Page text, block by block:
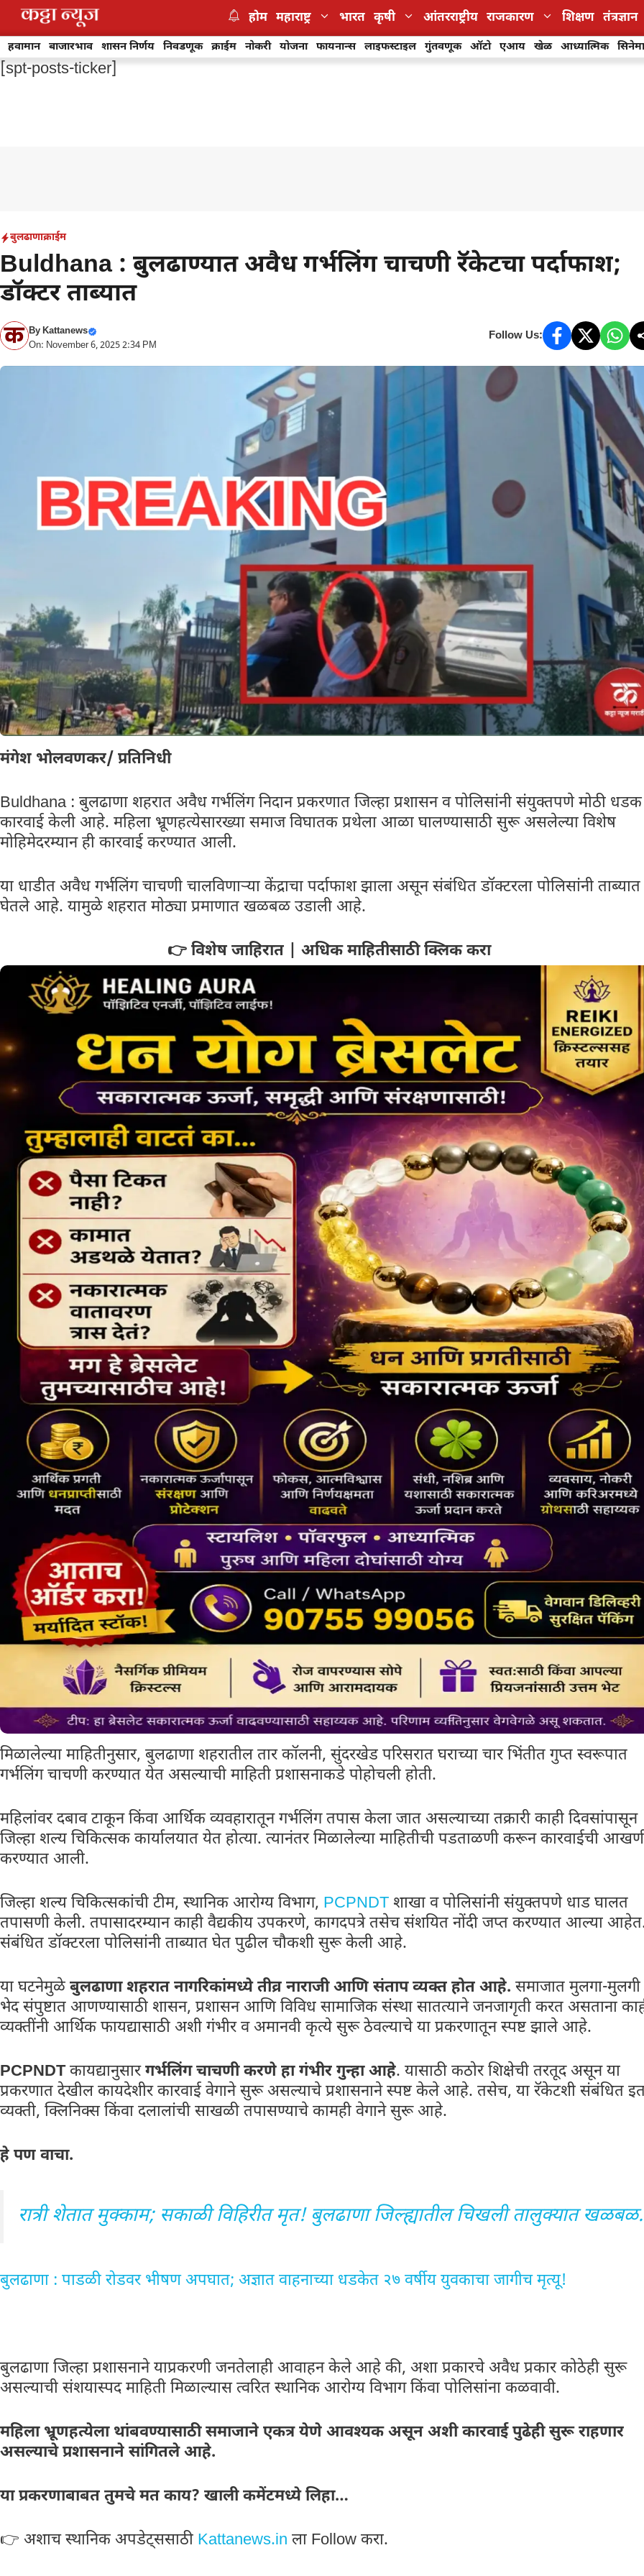
Skip
content
होम महाराष्ट्र भारत कृषी आंतरराष्ट्रीय राजकारण शिक्षण तंत्रज्ञान
हवामान बाजारभाव शासन निर्णय निवडणूक क्राईम नोकरी योजना फायनान्स लाइफस्टाइल गुंतवणूक ऑटो एआय खेळ आध्यात्मिक सिनेमा
[spt-posts-ticker]
बुलढाणाक्राईम
Buldhana : बुलढाण्यात अवैध गर्भलिंग चाचणी रॅकेटचा पर्दाफाश;
डॉक्टर ताब्यात
ByKattanews
On: November 6, 2025 2:34 PM
Follow Us:
मंगेश भोलवणकर/ प्रतिनिधी
Buldhana : बुलढाणा शहरात अवैध गर्भलिंग निदान प्रकरणात जिल्हा प्रशासन व पोलिसांनी संयुक्तपणे मोठी धडक
कारवाई केली आहे. महिला भ्रूणहत्येसारख्या समाज विघातक प्रथेला आळा घालण्यासाठी सुरू असलेल्या विशेष
मोहिमेदरम्यान ही कारवाई करण्यात आली.
या धाडीत अवैध गर्भलिंग चाचणी चालविणाऱ्या केंद्राचा पर्दाफाश झाला असून संबंधित डॉक्टरला पोलिसांनी ताब्यात
घेतले आहे. यामुळे शहरात मोठ्या प्रमाणात खळबळ उडाली आहे.
👉 विशेष जाहिरात | अधिक माहितीसाठी क्लिक करा
मिळालेल्या माहितीनुसार, बुलढाणा शहरातील तार कॉलनी, सुंदरखेड परिसरात घराच्या चार भिंतीत गुप्त स्वरूपात
गर्भलिंग चाचणी करण्यात येत असल्याची माहिती प्रशासनाकडे पोहोचली होती.
महिलांवर दबाव टाकून किंवा आर्थिक व्यवहारातून गर्भलिंग तपास केला जात असल्याच्या तक्रारी काही दिवसांपासून
जिल्हा शल्य चिकित्सक कार्यालयात येत होत्या. त्यानंतर मिळालेल्या माहितीची पडताळणी करून कारवाईची
करण्यात आली.
जिल्हा शल्य चिकित्सकांची टीम, स्थानिक आरोग्य विभाग, PCPNDT शाखा व पोलिसांनी संयुक्तपणे धाड घालत
तपासणी केली. तपासादरम्यान काही वैद्यकीय उपकरणे, कागदपत्रे तसेच संशयित नोंदी जप्त करण्यात आल्या
संबंधित डॉक्टरला पोलिसांनी ताब्यात घेत पुढील चौकशी सुरू केली आहे.
या घटनेमुळे बुलढाणा शहरात नागरिकांमध्ये तीव्र नाराजी आणि संताप व्यक्त होत आहे. समाजात मुलगा-मुलगी
भेद संपुष्टात आणण्यासाठी शासन, प्रशासन आणि विविध सामाजिक संस्था सातत्याने जनजागृती करत असताना
व्यक्तींनी आर्थिक फायद्यासाठी अशी गंभीर व अमानवी कृत्ये सुरू ठेवल्याचे या प्रकरणातून स्पष्ट झाले आहे.
PCPNDTकायद्यानुसारगर्भलिंग चाचणी करणे हा गंभीर गुन्हा आहे. यासाठी कठोर शिक्षेची तरतूद असून या
प्रकरणात देखील कायदेशीर कारवाई वेगाने सुरू असल्याचे प्रशासनाने स्पष्ट केले आहे. तसेच, या रॅकेटशी संबंधित
व्यक्ती, क्लिनिक्स किंवा दलालांची साखळी तपासण्याचे कामही वेगाने सुरू आहे.
हे पण वाचा.
रात्री शेतात मुक्काम; सकाळी विहिरीत मृत! बुलढाणा जिल्ह्यातील चिखली तालुक्यात खळबळ.
बुलढाणा : पाडळी रोडवर भीषण अपघात; अज्ञात वाहनाच्या धडकेत २७ वर्षीय युवकाचा जागीच मृत्यू!
बुलढाणा जिल्हा प्रशासनाने याप्रकरणी जनतेलाही आवाहन केले आहे की, अशा प्रकारचे अवैध प्रकार कोठेही सुरू
असल्याची संशयास्पद माहिती मिळाल्यास त्वरित स्थानिक आरोग्य विभाग किंवा पोलिसांना कळवावी.
महिला भ्रूणहत्येला थांबवण्यासाठी समाजाने एकत्र येणे आवश्यक असून अशी कारवाई पुढेही सुरू राहणार
असल्याचे प्रशासनाने सांगितले आहे.
या प्रकरणाबाबत तुमचे मत काय? खाली कमेंटमध्ये लिहा…
👉 अशाच स्थानिक अपडेट्ससाठी Kattanews.in ला Follow करा.